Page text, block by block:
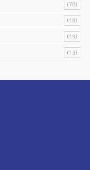
(70)
(18)
(19)
(13)